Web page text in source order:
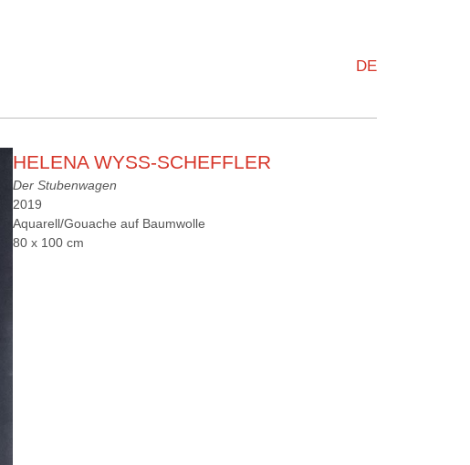
DE
HELENA WYSS-SCHEFFLER
Der Stubenwagen
2019
Aquarell/Gouache auf Baumwolle
80 x 100 cm